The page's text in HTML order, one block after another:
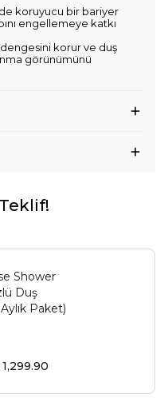
koruyucu bir bariyer
engellemeye katkı
korur ve duş
görünümünü
Shower
Duş
Paket)